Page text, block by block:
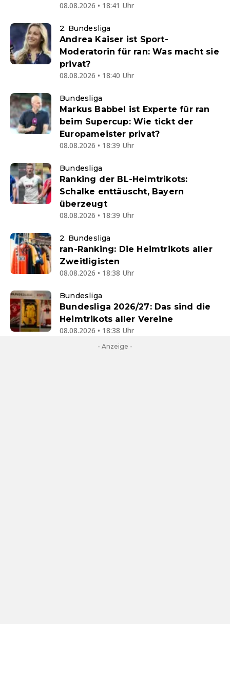
08.08.2026 • 18:41 Uhr
2. Bundesliga
Andrea Kaiser ist Sport-
Moderatorin für ran: Was macht sie
privat?
08.08.2026 • 18:40 Uhr
Bundesliga
Markus Babbel ist Experte für ran
beim Supercup: Wie tickt der
Europameister privat?
08.08.2026 • 18:39 Uhr
Bundesliga
Ranking der BL-Heimtrikots:
Schalke enttäuscht, Bayern
überzeugt
08.08.2026 • 18:39 Uhr
2. Bundesliga
ran-Ranking: Die Heimtrikots aller
Zweitligisten
08.08.2026 • 18:38 Uhr
Bundesliga
Bundesliga 2026/27: Das sind die
Heimtrikots aller Vereine
08.08.2026 • 18:38 Uhr
- Anzeige -